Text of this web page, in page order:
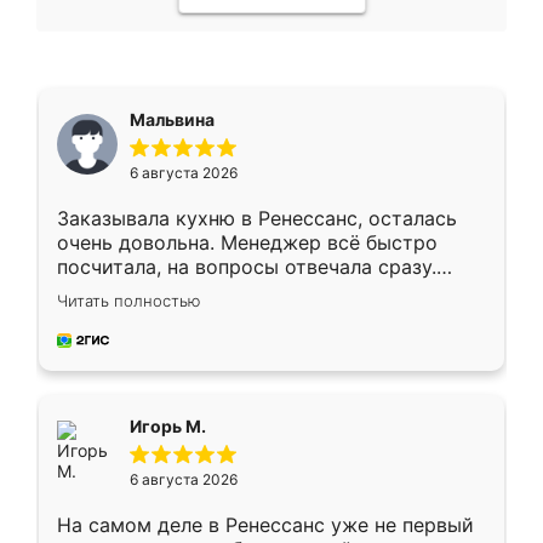
Мальвина
6 августа 2026
Заказывала кухню в Ренессанс, осталась
очень довольна. Менеджер всё быстро
посчитала, на вопросы отвечала сразу.
Замерщик приехал в субботу, подошёл к
делу со всей ответственностью. Собрали
за день, ребята работали аккуратно, даже
Читать полностью
Игорь М.
6 августа 2026
На самом деле в Ренессанс уже не первый